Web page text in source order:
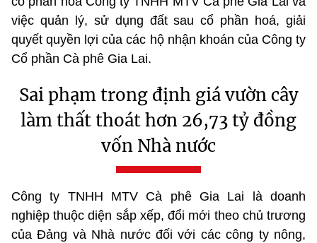
việc quản lý, sử dụng đất sau cổ phần hoá, giải
quyết quyền lợi của các hộ nhận khoán của Công ty
Cổ phần Cà phê Gia Lai.
Sai phạm trong định giá vườn cây
làm thất thoát hơn 26,73 tỷ đồng
vốn Nhà nước
Công ty TNHH MTV Cà phê Gia Lai là doanh
nghiệp thuộc diện sắp xếp, đổi mới theo chủ trương
của Đảng và Nhà nước đối với các công ty nông,